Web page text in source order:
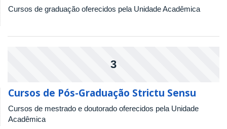
Cursos de graduação oferecidos pela Unidade Acadêmica
3
Cursos de Pós-Graduação Strictu Sensu
Cursos de mestrado e doutorado oferecidos pela Unidade
Acadêmica